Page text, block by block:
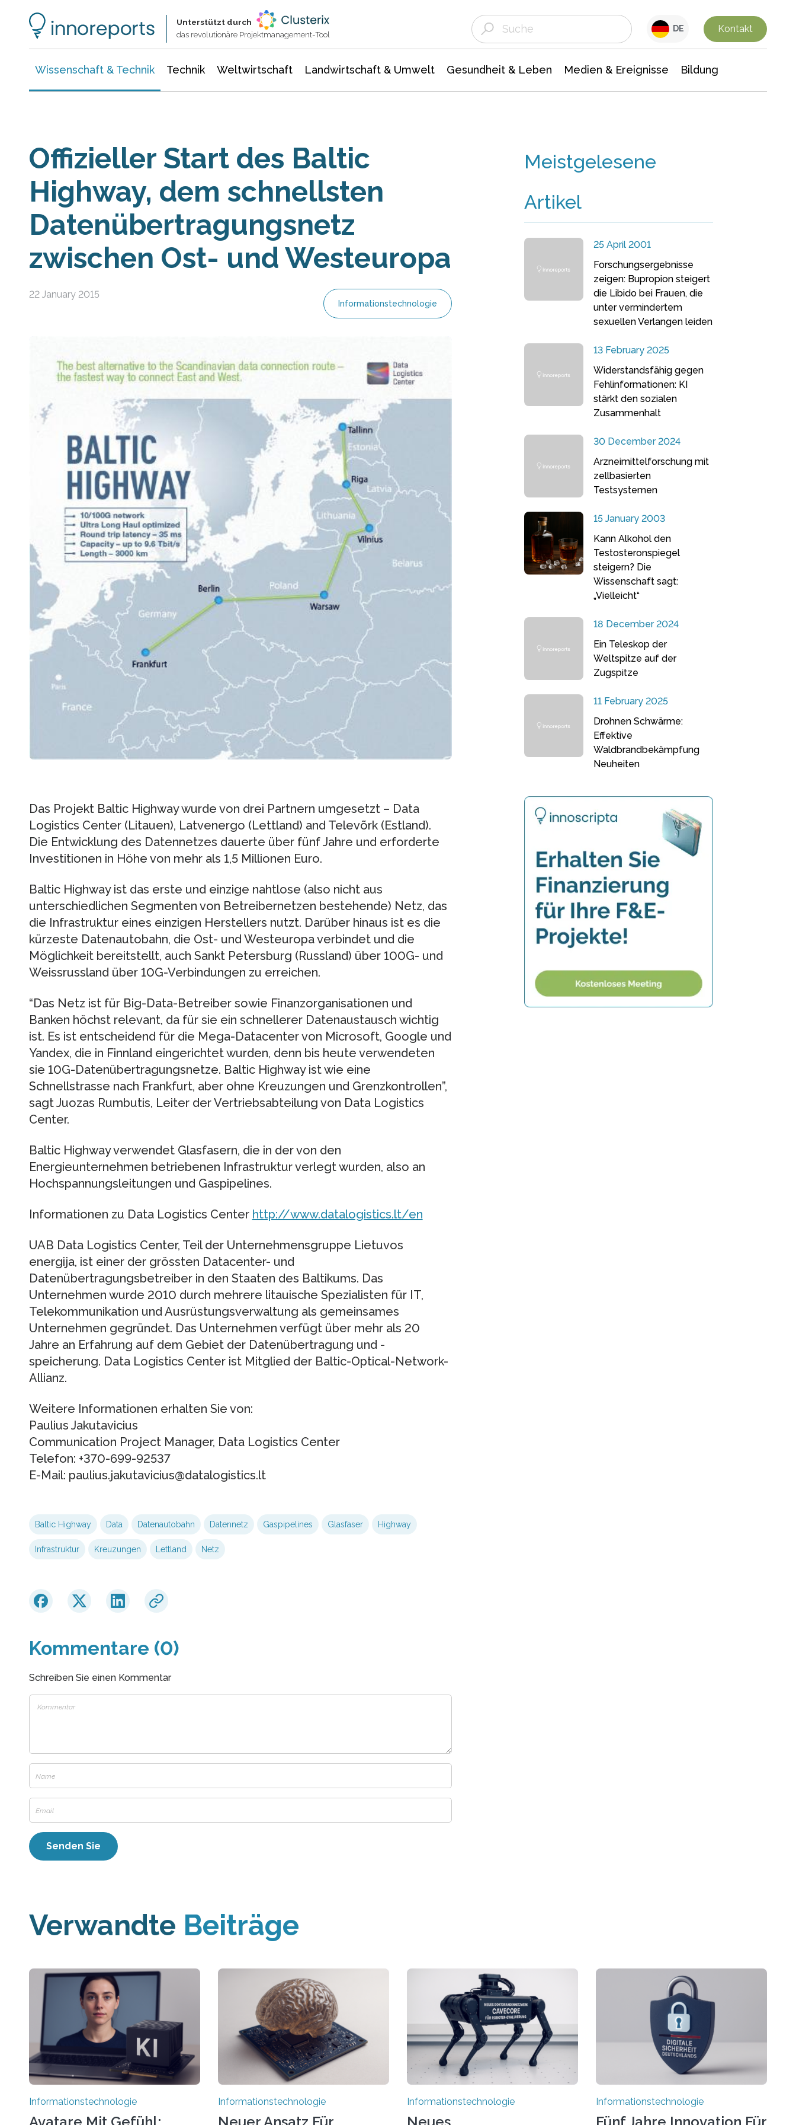
Unterstützt durch
das revolutionäre Projektmanagement-Tool
DE Kontakt
Wissenschaft & Technik Technik Weltwirtschaft Landwirtschaft & Umwelt Gesundheit & Leben Medien & Ereignisse Bildung
Offizieller Start des Baltic
Highway, dem schnellsten
Datenübertragungsnetz
zwischen Ost- und Westeuropa
22 January 2015
Informationstechnologie
Das Projekt Baltic Highway wurde von drei Partnern umgesetzt – Data
Logistics Center (Litauen), Latvenergo (Lettland) and Televõrk (Estland).
Die Entwicklung des Datennetzes dauerte über fünf Jahre und erforderte
Investitionen in Höhe von mehr als 1,5 Millionen Euro.
Baltic Highway ist das erste und einzige nahtlose (also nicht aus
unterschiedlichen Segmenten von Betreibernetzen bestehende) Netz, das
die Infrastruktur eines einzigen Herstellers nutzt. Darüber hinaus ist es die
kürzeste Datenautobahn, die Ost- und Westeuropa verbindet und die
Möglichkeit bereitstellt, auch Sankt Petersburg (Russland) über 100G- und
Weissrussland über 10G-Verbindungen zu erreichen.
“Das Netz ist für Big-Data-Betreiber sowie Finanzorganisationen und
Banken höchst relevant, da für sie ein schnellerer Datenaustausch wichtig
ist. Es ist entscheidend für die Mega-Datacenter von Microsoft, Google und
Yandex, die in Finnland eingerichtet wurden, denn bis heute verwendeten
sie 10G-Datenübertragungsnetze. Baltic Highway ist wie eine
Schnellstrasse nach Frankfurt, aber ohne Kreuzungen und Grenzkontrollen”,
sagt Juozas Rumbutis, Leiter der Vertriebsabteilung von Data Logistics
Center.
Baltic Highway verwendet Glasfasern, die in der von den
Energieunternehmen betriebenen Infrastruktur verlegt wurden, also an
Hochspannungsleitungen und Gaspipelines.
Informationen zu Data Logistics Center http://www.datalogistics.lt/en
UAB Data Logistics Center, Teil der Unternehmensgruppe Lietuvos
energija, ist einer der grössten Datacenter- und
Datenübertragungsbetreiber in den Staaten des Baltikums. Das
Unternehmen wurde 2010 durch mehrere litauische Spezialisten für IT,
Telekommunikation und Ausrüstungsverwaltung als gemeinsames
Unternehmen gegründet. Das Unternehmen verfügt über mehr als 20
Jahre an Erfahrung auf dem Gebiet der Datenübertragung und -
speicherung. Data Logistics Center ist Mitglied der Baltic-Optical-Network-
Allianz.
Weitere Informationen erhalten Sie von:
Paulius Jakutavicius
Communication Project Manager, Data Logistics Center
Telefon: +370-699-92537
E-Mail: paulius.jakutavicius@datalogistics.lt
Baltic Highway Data Datenautobahn Datennetz Gaspipelines Glasfaser Highway
Infrastruktur Kreuzungen Lettland Netz
Kommentare (0)
Schreiben Sie einen Kommentar
Meistgelesene
Artikel
25 April 2001
Forschungsergebnisse
zeigen: Bupropion steigert
die Libido bei Frauen, die
unter vermindertem
sexuellen Verlangen leiden
13 February 2025
Widerstandsfähig gegen
Fehlinformationen: KI
stärkt den sozialen
Zusammenhalt
30 December 2024
Arzneimittelforschung mit
zellbasierten
Testsystemen
15 January 2003
Kann Alkohol den
Testosteronspiegel
steigern? Die
Wissenschaft sagt:
„Vielleicht“
18 December 2024
Ein Teleskop der
Weltspitze auf der
Zugspitze
11 February 2025
Drohnen Schwärme:
Effektive
Waldbrandbekämpfung
Neuheiten
Verwandte Beiträge
Informationstechnologie Informationstechnologie Informationstechnologie Informationstechnologie